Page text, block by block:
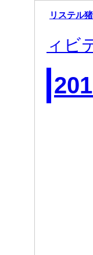
リステル
ィビ